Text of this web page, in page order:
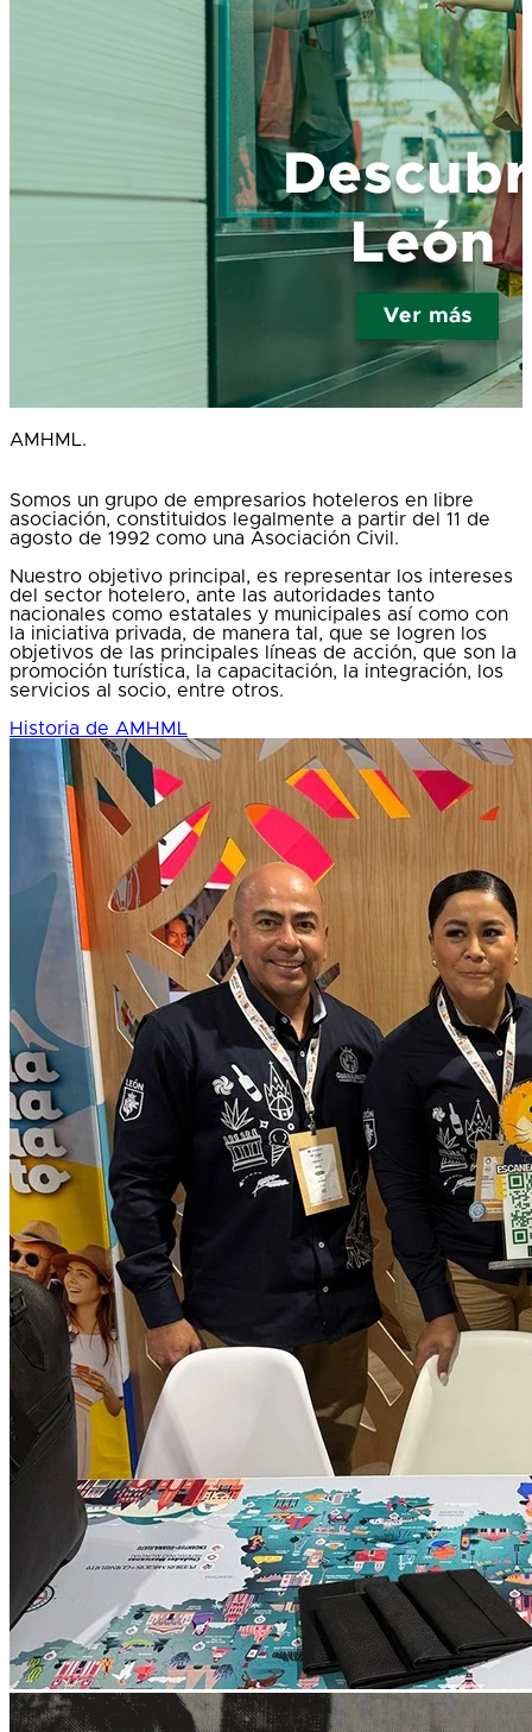
AMHML.
Somos un grupo de empresarios hoteleros en libre
asociación, constituidos legalmente a partir del 11 de
agosto de 1992 como una Asociación Civil.
Nuestro objetivo principal, es representar los intereses
del sector hotelero, ante las autoridades tanto
nacionales como estatales y municipales así como con
la iniciativa privada, de manera tal, que se logren los
objetivos de las principales líneas de acción, que son la
promoción turística, la capacitación, la integración, los
servicios al socio, entre otros.
Historia de AMHML